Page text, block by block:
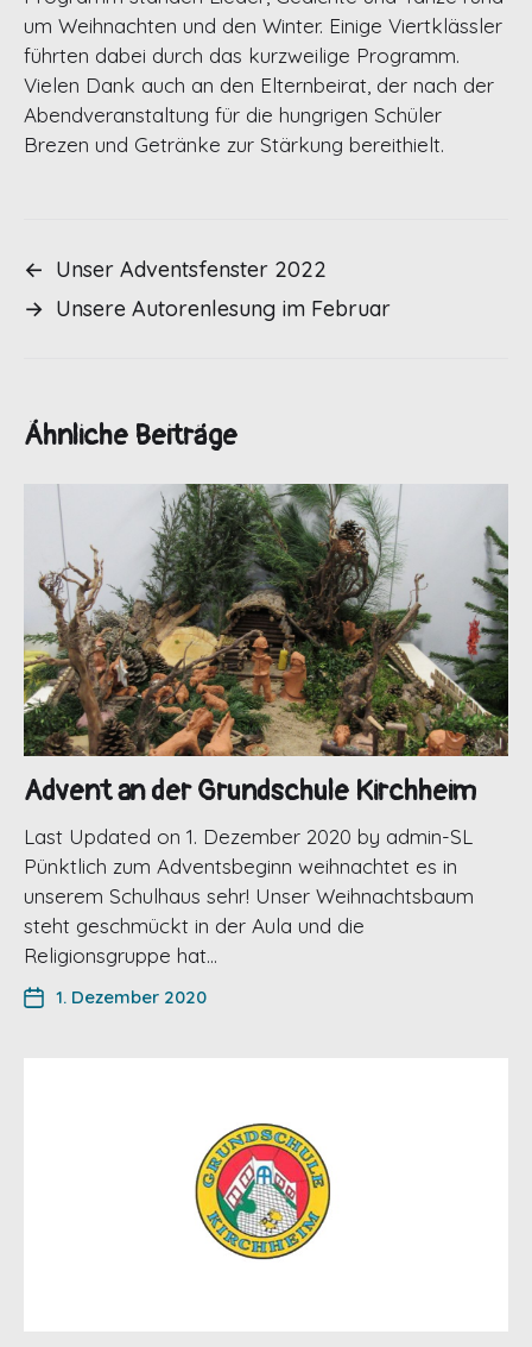
um Weihnachten und den Winter. Einige Viertklässler
führten dabei durch das kurzweilige Programm.
Vielen Dank auch an den Elternbeirat, der nach der
Abendveranstaltung für die hungrigen Schüler
Brezen und Getränke zur Stärkung bereithielt.
← Unser Adventsfenster 2022
→ Unsere Autorenlesung im Februar
Ähnliche Beiträge
Advent an der Grundschule Kirchheim
Last Updated on 1. Dezember 2020 by admin-SL
Pünktlich zum Adventsbeginn weihnachtet es in
unserem Schulhaus sehr! Unser Weihnachtsbaum
steht geschmückt in der Aula und die
Religionsgruppe hat…
1. Dezember 2020